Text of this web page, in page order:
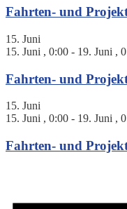
Fahrten- und
15. Juni
15. Juni , 0:00 - 19. Juni ,
Fahrten- und
15. Juni
15. Juni , 0:00 - 19. Juni ,
Fahrten- und